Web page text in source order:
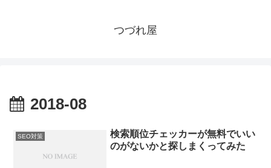
つづれ屋
2018-08
SEO対策
検索順位チェッカーが無料でいい
のがないかと探しまくってみた